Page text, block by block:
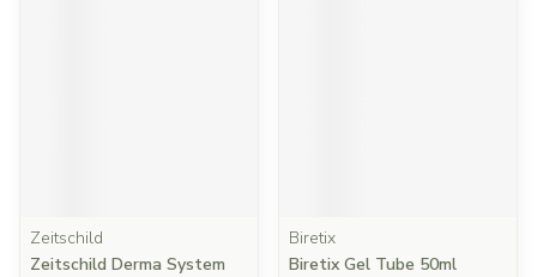
Zeitschild
Zeitschild Derma System
Biretix
Biretix Gel Tube 50ml